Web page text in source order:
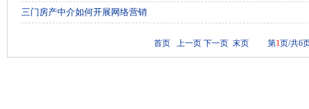
三门房产中介如何开展网络营销
首页 上一页 下一页 末页 第1页/共6